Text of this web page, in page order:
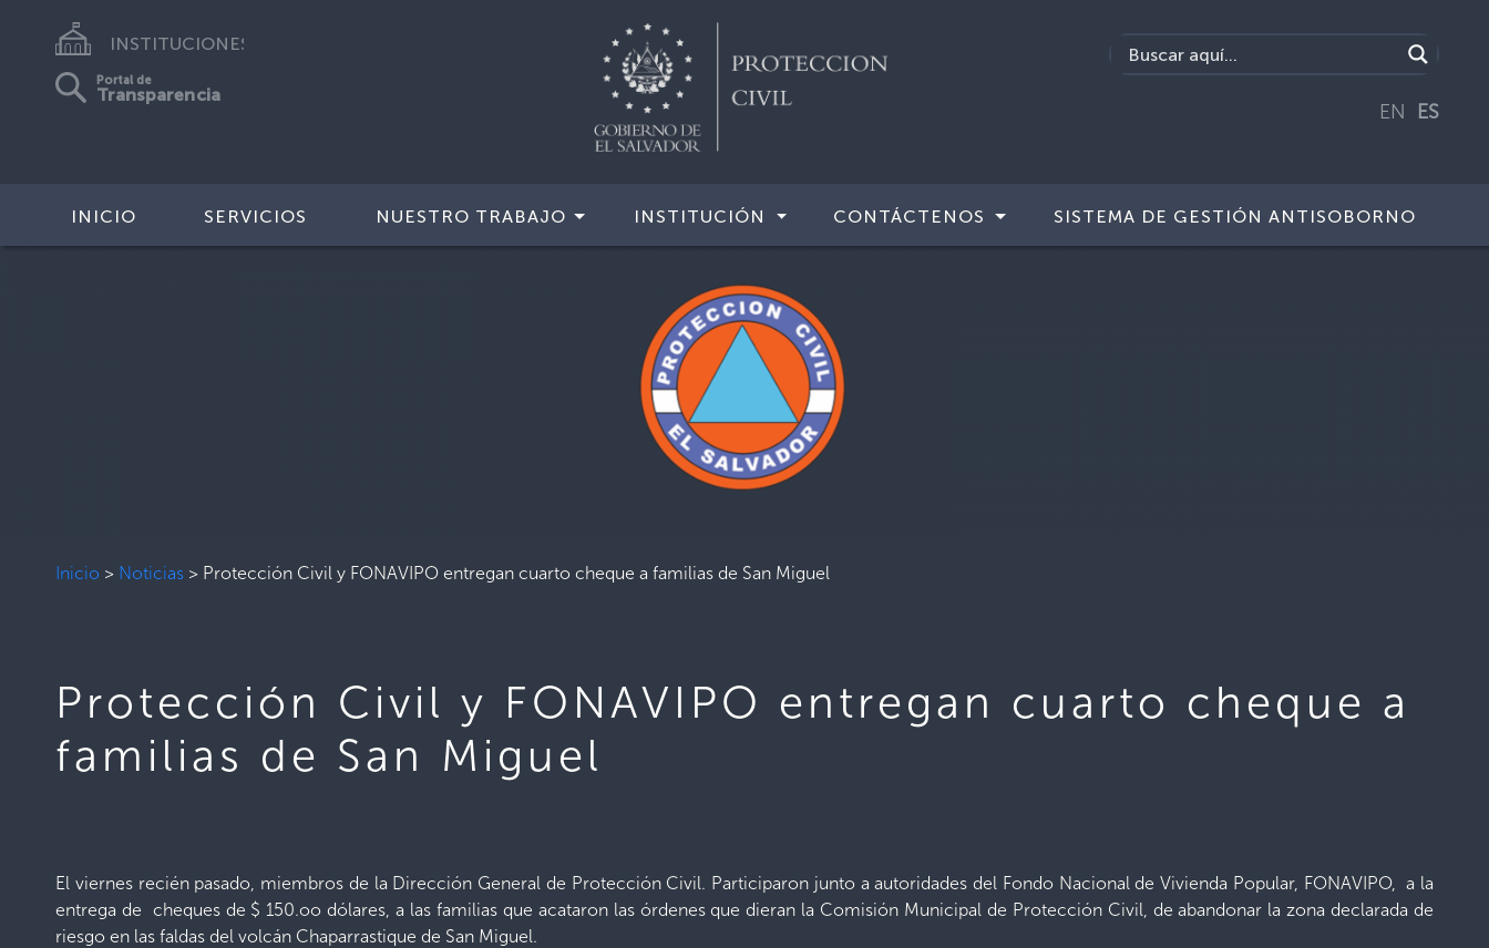
INSTITUCIONES
Portal de
Transparencia
EN ES
INICIO SERVICIOS NUESTRO TRABAJO INSTITUCIÓN CONTÁCTENOS SISTEMA DE GESTIÓN ANTISOBORNO
Inicio > Noticias > Protección Civil y FONAVIPO entregan cuarto cheque a familias de San Miguel
Protección Civil y FONAVIPO entregan cuarto cheque a
familias de San Miguel
El viernes recién pasado, miembros de la Dirección General de Protección Civil. Participaron junto a autoridades del Fondo Nacional de Vivienda Popular, FONAVIPO, a la
entrega de cheques de $ 150.oo dólares, a las familias que acataron las órdenes que dieran la Comisión Municipal de Protección Civil, de abandonar la zona declarada de
riesgo en las faldas del volcán Chaparrastique de San Miguel.